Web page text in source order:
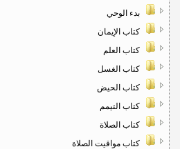
بدء الوحي
كتاب الإيمان
كتاب العلم
كتاب الغسل
كتاب الحيض
كتاب التيمم
كتاب الصلاة
كتاب مواقيت الصلاة